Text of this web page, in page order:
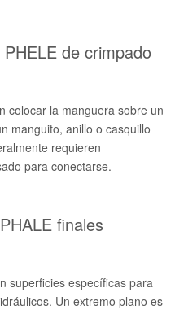
de crimpado
colocar la manguera sobre un
manguito, anillo o casquillo
requieren
para conectarse.
finales
superficies específicas para
Un extremo plano es